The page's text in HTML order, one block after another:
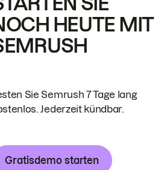
HEUTE MIT
Sie Semrush 7 Tage lang
Jederzeit kündbar.
Gratisdemo starten